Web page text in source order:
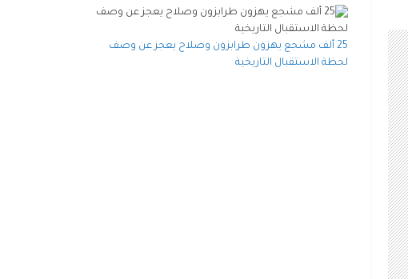
25 ألف مشجع يهزون طرابزون وصلاح يعجز عن وصف
لحظة الاستقبال التاريخية